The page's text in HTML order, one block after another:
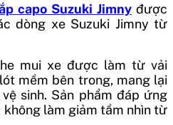
capo Suzuki Jimnyđược
dòng xe Suzuki Jimny từ
mui xe được làm từ vải
mềm bên trong, mang lại
sinh. Sản phẩm đáp ứng
làm giảm tầm nhìn từ